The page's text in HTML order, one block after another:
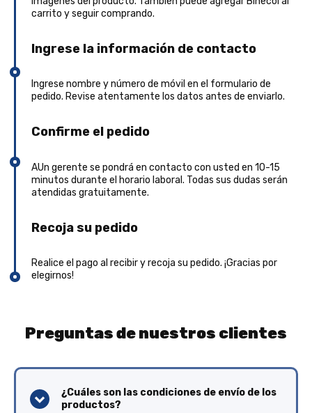
carrito y seguir comprando.
Ingrese la información de contacto
Ingrese nombre y número de móvil en el formulario de
pedido. Revise atentamente los datos antes de enviarlo.
Confirme el pedido
AUn gerente se pondrá en contacto con usted en 10-15
minutos durante el horario laboral. Todas sus dudas serán
atendidas gratuitamente.
Recoja su pedido
Realice el pago al recibir y recoja su pedido. ¡Gracias por
elegirnos!
Preguntas de nuestros clientes
¿Cuáles son las condiciones de envío de los
productos?